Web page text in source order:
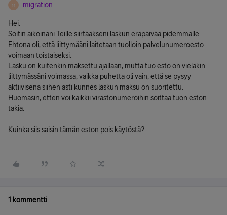
M migration
Hei.
Soitin aikoinani Teille siirtääkseni laskun eräpäivää pidemmälle.
Ehtona oli, että liittymääni laitetaan tuolloin palvelunumeroesto
voimaan toistaiseksi.
Lasku on kuitenkin maksettu ajallaan, mutta tuo esto on vieläkin
liittymässäni voimassa, vaikka puhetta oli vain, että se pysyy
aktiivisena siihen asti kunnes laskun maksu on suoritettu.
Huomasin, etten voi kaikkii virastonumeroihin soittaa tuon eston
takia.
Kuinka siis saisin tämän eston pois käytöstä?
1 kommentti